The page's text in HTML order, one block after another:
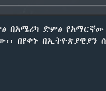
ድምፅ የአማርኛው
በየቀኑ በኢትዮጵያዊያን